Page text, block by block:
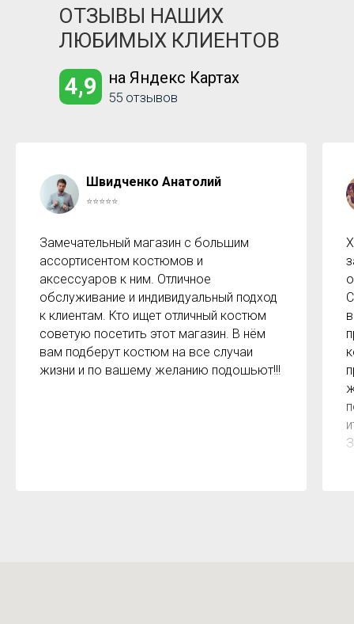
55 отзывов
на Яндекс Картах
4,9
ОТЗЫВЫ НАШИХ
ЛЮБИМЫХ КЛИЕНТОВ
Швидченко Анатолий
⭐⭐⭐⭐⭐
Замечательный магазин с большим
ассортисентом костюмов и
аксессуаров к ним. Отличное
обслуживание и индивидуальный подход
к клиентам. Кто ищет отличный костюм
советую посетить этот магазин. В нём
вам подберут костюм на все случаи
жизни и по вашему желанию подошьют!!!